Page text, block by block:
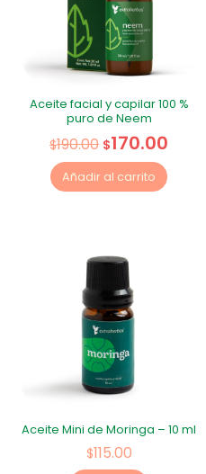
Aceite facial y capilar 100 %
puro de Neem
$190.00 $170.00
Añadir al carrito
Aceite Mini de Moringa – 10 ml
$115.00